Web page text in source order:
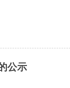
公示